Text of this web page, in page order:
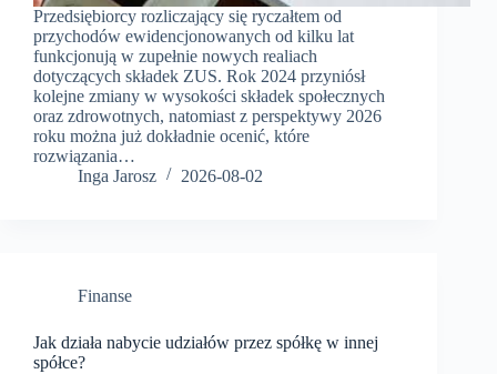
Przedsiębiorcy rozliczający się ryczałtem od
przychodów ewidencjonowanych od kilku lat
funkcjonują w zupełnie nowych realiach
dotyczących składek ZUS. Rok 2024 przyniósł
kolejne zmiany w wysokości składek społecznych
oraz zdrowotnych, natomiast z perspektywy 2026
roku można już dokładnie ocenić, które
rozwiązania…
Inga Jarosz
2026-08-02
Finanse
Jak działa nabycie udziałów przez spółkę w innej
spółce?